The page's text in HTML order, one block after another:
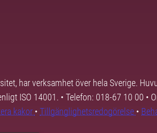
har verksamhet över hela Sverige.
ISO 14001. • Telefon: 018-67 10 00 •
kakor • Tillgänglighetsredogörelse •